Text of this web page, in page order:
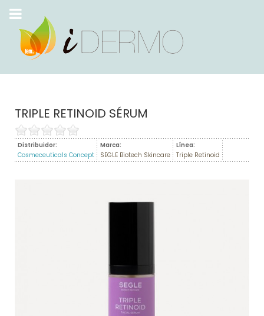
TRIPLE RETINOID SÉRUM
Distribuidor:
Cosmeceuticals Concept
Marca:
SEGLE Biotech Skincare
Línea:
Triple Retinoid